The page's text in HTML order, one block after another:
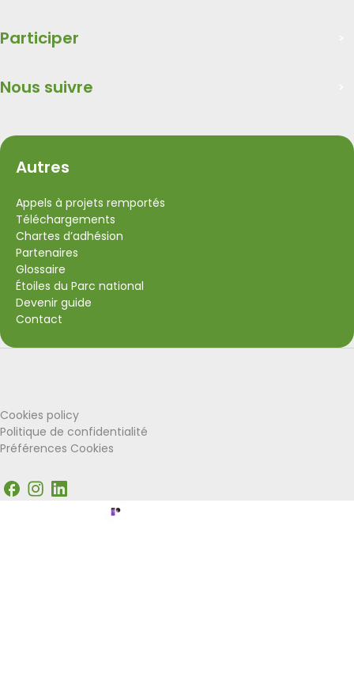
Participer
Nous suivre
Autres
Appels à projets remportés
Téléchargements
Chartes d’adhésion
Partenaires
Glossaire
Étoiles du Parc national
Devenir guide
Contact
Cookies policy
Politique de confidentialité
Préférences Cookies
Facebook
Instagram
LinkedIn